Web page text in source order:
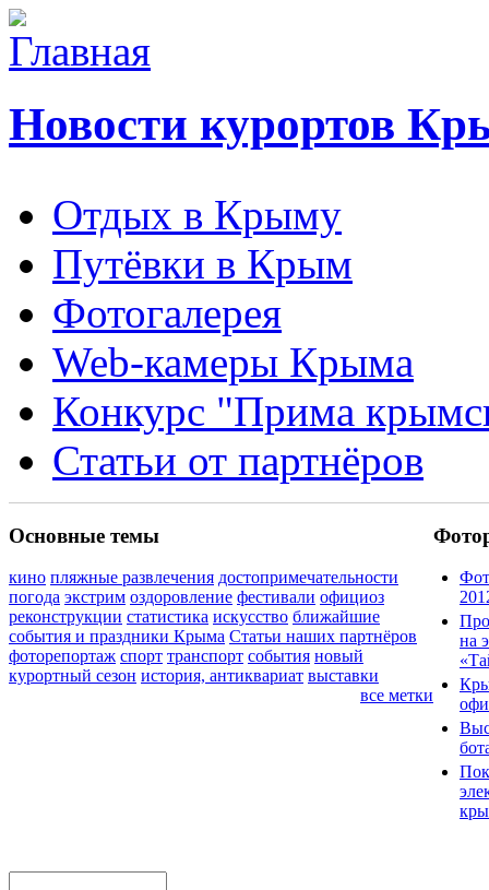
Новости курортов
Отдых в Крыму
Путёвки в Крым
Фотогалерея
Web-камеры Крыма
Конкурс "Прима
Статьи от партнёров
Основные темы
кино пляжные развлечения достопримечательности
погода экстрим оздоровление фестивали официоз
реконструкции статистика искусство ближайшие
события и праздники Крыма Статьи наших партнёров
фоторепортаж спорт транспорт события новый
курортный сезон история, антиквариат выставки
все метки
на